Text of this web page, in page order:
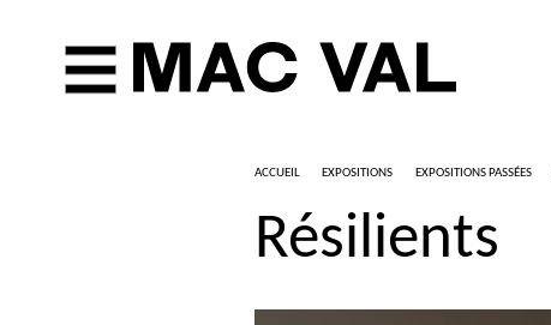
ACCUEIL EXPOSITIONS EXPOSITIONS PASSÉES
Résilients